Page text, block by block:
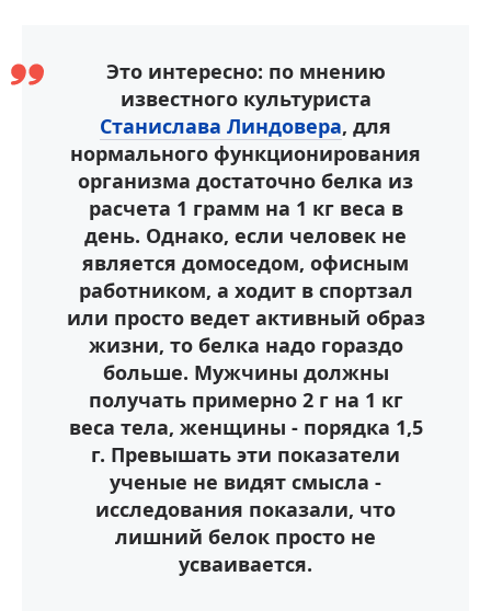
Это интересно: по мнению
известного культуриста
Станислава Линдовера, для
нормального функционирования
организма достаточно белка из
расчета 1 грамм на 1 кг веса в
день. Однако, если человек не
является домоседом, офисным
работником, а ходит в спортзал
или просто ведет активный образ
жизни, то белка надо гораздо
больше. Мужчины должны
получать примерно 2 г на 1 кг
веса тела, женщины - порядка 1,5
г. Превышать эти показатели
ученые не видят смысла -
исследования показали, что
лишний белок просто не
усваивается.